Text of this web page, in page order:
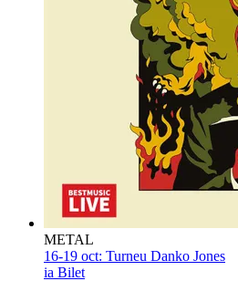
METAL
16-19 oct: Turneu Danko Jones
ia Bilet